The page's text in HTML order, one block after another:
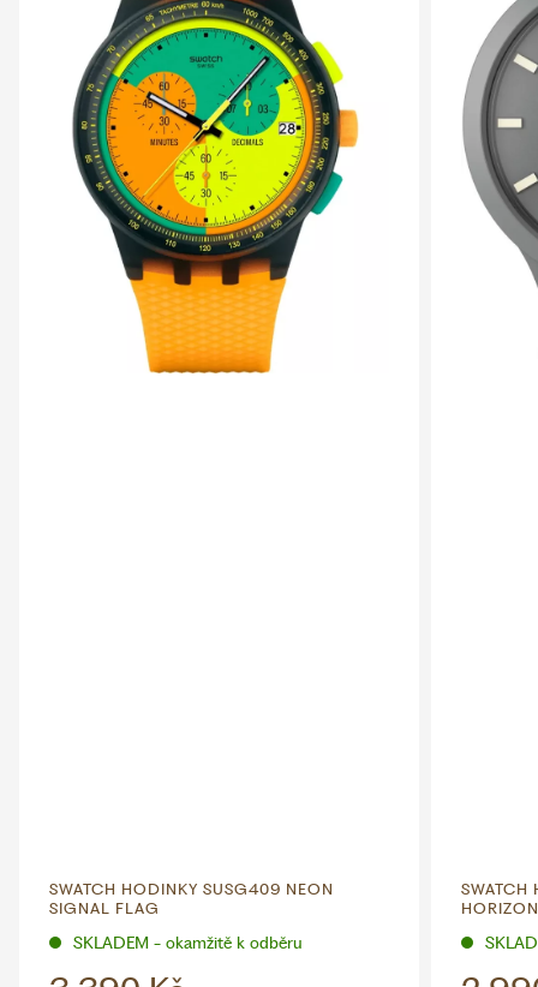
SWATCH HODINKY SUSG409 NEON
SIGNAL FLAG
SKLADEM - okamžitě k odběru
SWATCH
HORIZON